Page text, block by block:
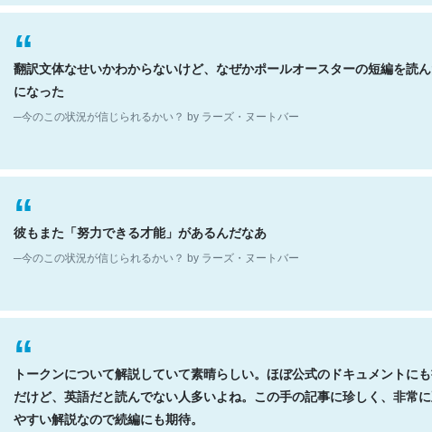
翻訳文体なせいかわからないけど、なぜかポールオースターの短編を読ん
になった
─今のこの状況が信じられるかい？ by ラーズ・ヌートバー
彼もまた「努力できる才能」があるんだなあ
─今のこの状況が信じられるかい？ by ラーズ・ヌートバー
トークンについて解説していて素晴らしい。ほぼ公式のドキュメントにも
だけど、英語だと読んでない人多いよね。この手の記事に珍しく、非常
やすい解説なので続編にも期待。
─GPTの仕組みと限界についての考察（１） - conceptualization